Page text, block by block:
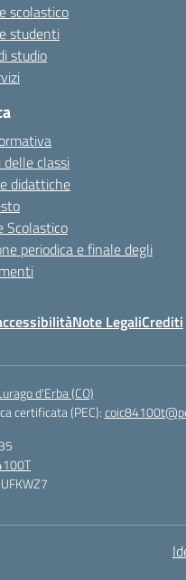
scolastico
studenti
studio
classi
didattiche
Scolastico
periodica e finale degli
Note LegaliCrediti
d'Erba (CO)
certificata (PEC):